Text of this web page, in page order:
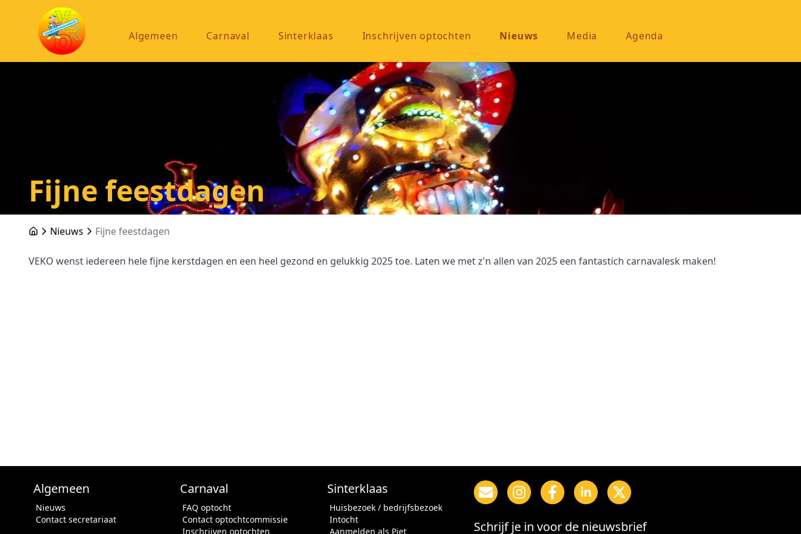
Algemeen Carnaval Sinterklaas Inschrijven optochten Nieuws Media Agenda
Fijne feestdagen
Nieuws Fijne feestdagen
VEKO wenst iedereen hele fijne kerstdagen en een heel gezond en gelukkig 2025 toe. Laten we met z'n allen van 2025 een fantastich carnavalesk maken!
Algemeen
Nieuws
Contact secretariaat
Carnaval
FAQ optocht
Contact optochtcommissie
Inschrijven optochten
Sinterklaas
Huisbezoek / bedrijfsbezoek
Intocht
Aanmelden als Piet
Schrijf je in voor de nieuwsbrief